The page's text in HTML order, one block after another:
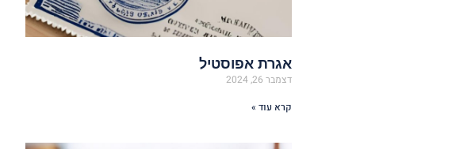
אגרת אפוסטיל
דצמבר 26, 2024
קרא עוד »